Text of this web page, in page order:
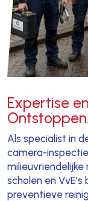
Expertise
Als specialist in
camera-
milieuvriendelijke
scholen en
preventieve